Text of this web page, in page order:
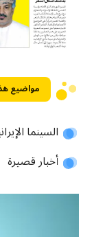
مواضيع
السينما
أخبار قصيرة